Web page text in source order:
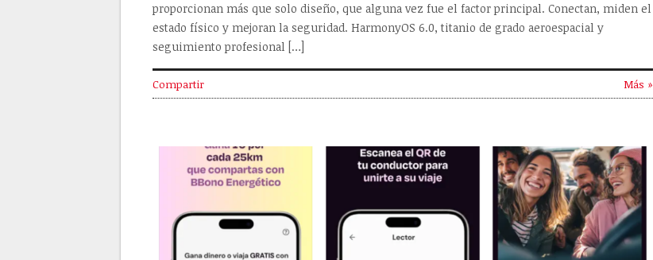
proporcionan más que solo diseño, que alguna vez fue el factor principal. Conectan, miden el
estado físico y mejoran la seguridad. HarmonyOS 6.0, titanio de grado aeroespacial y
seguimiento profesional […]
Compartir Más »